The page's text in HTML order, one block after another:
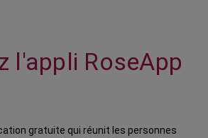
l'appli RoseApp
gratuite qui réunit les personnes